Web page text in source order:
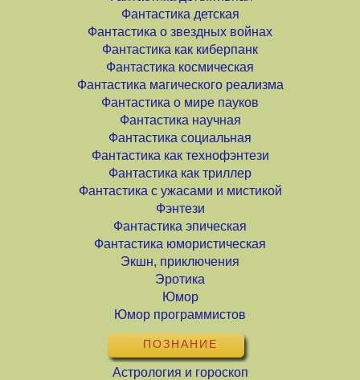
Фантастика детская
Фантастика о звездных войнах
Фантастика как киберпанк
Фантастика космическая
Фантастика магического реализма
Фантастика о мире пауков
Фантастика научная
Фантастика социальная
Фантастика как технофэнтези
Фантастика как триллер
Фантастика с ужасами и мистикой
Фэнтези
Фантастика эпическая
Фантастика юмористическая
Экшн, приключения
Эротика
Юмор
Юмор программистов
ПОЗНАНИЕ
Астрология и гороскоп